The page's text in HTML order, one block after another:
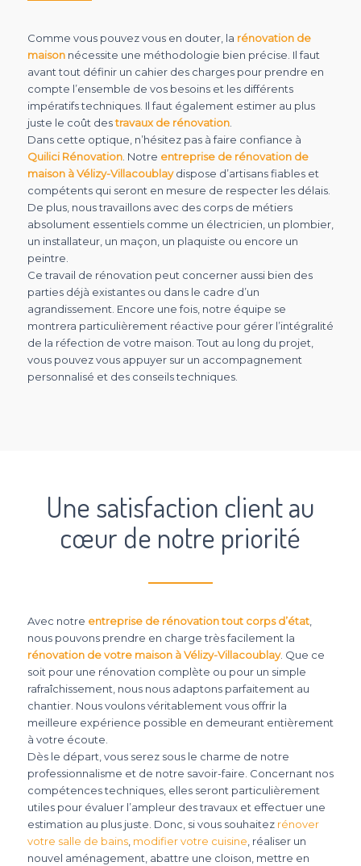
Comme vous pouvez vous en douter, la rénovation de
maisonnécessite une méthodologie bien précise. Il faut
avant tout définir un cahier des charges pour prendre en
compte l’ensemble de vos besoins et les différents
impératifs techniques. Il faut également estimer au plus
juste le coût destravaux de rénovation.
Dans cette optique, n’hésitez pas à faire confiance à
Quilici Rénovation. Notre entreprise de rénovation de
maison à Vélizy-Villacoublaydispose d’artisans fiables et
compétents qui seront en mesure de respecter les délais.
De plus, nous travaillons avec des corps de métiers
absolument essentiels comme un électricien, un plombier,
un installateur, un maçon, un plaquiste ou encore un
peintre.
Ce travail de rénovation peut concerner aussi bien des
parties déjà existantes ou dans le cadre d’un
agrandissement. Encore une fois, notre équipe se
montrera particulièrement réactive pour gérer l’intégralité
de la réfection de votre maison. Tout au long du projet,
vous pouvez vous appuyer sur un accompagnement
personnalisé et des conseils techniques.
Une satisfaction client au
cœur de notre priorité
Avec notre entreprise de rénovation tout corps d’état,
nous pouvons prendre en charge très facilement la
rénovation de votre maison à Vélizy-Villacoublay. Que ce
soit pour une rénovation complète ou pour un simple
rafraîchissement, nous nous adaptons parfaitement au
chantier. Nous voulons véritablement vous offrir la
meilleure expérience possible en demeurant entièrement
à votre écoute.
Dès le départ, vous serez sous le charme de notre
professionnalisme et de notre savoir-faire. Concernant nos
compétences techniques, elles seront particulièrement
utiles pour évaluer l’ampleur des travaux et effectuer une
estimation au plus juste. Donc, si vous souhaitez rénover
votre salle de bains, modifier votre cuisine , réaliser un
nouvel aménagement, abattre une cloison, mettre en